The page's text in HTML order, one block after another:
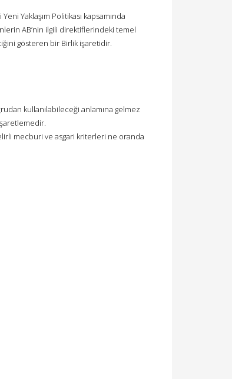
Yaklaşım Politikası kapsamında
AB’nin ilgili direktiflerindeki temel
gösteren bir Birlik işaretidir.
kullanılabileceği anlamına gelmez
mecburi ve asgari kriterleri ne oranda